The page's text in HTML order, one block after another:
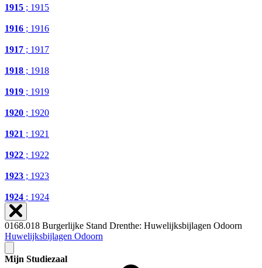
1915 ; 1915
1916 ; 1916
1917 ; 1917
1918 ; 1918
1919 ; 1919
1920 ; 1920
1921 ; 1921
1922 ; 1922
1923 ; 1923
1924 ; 1924
0168.018 Burgerlijke Stand Drenthe: Huwelijksbijlagen Odoorn
Huwelijksbijlagen Odoorn
Mijn Studiezaal